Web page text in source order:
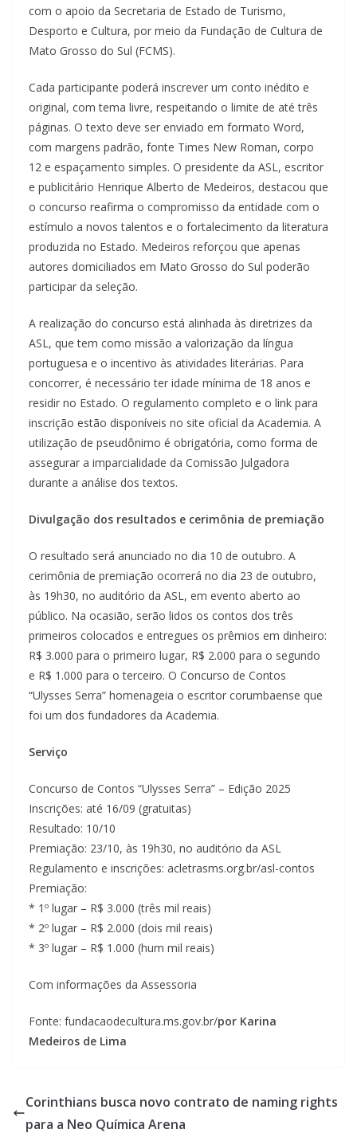
com o apoio da Secretaria de Estado de Turismo,
Desporto e Cultura, por meio da Fundação de Cultura de
Mato Grosso do Sul (FCMS).
Cada participante poderá inscrever um conto inédito e
original, com tema livre, respeitando o limite de até três
páginas. O texto deve ser enviado em formato Word,
com margens padrão, fonte Times New Roman, corpo
12 e espaçamento simples. O presidente da ASL, escritor
e publicitário Henrique Alberto de Medeiros, destacou que
o concurso reafirma o compromisso da entidade com o
estímulo a novos talentos e o fortalecimento da literatura
produzida no Estado. Medeiros reforçou que apenas
autores domiciliados em Mato Grosso do Sul poderão
participar da seleção.
A realização do concurso está alinhada às diretrizes da
ASL, que tem como missão a valorização da língua
portuguesa e o incentivo às atividades literárias. Para
concorrer, é necessário ter idade mínima de 18 anos e
residir no Estado. O regulamento completo e o link para
inscrição estão disponíveis no site oficial da Academia. A
utilização de pseudônimo é obrigatória, como forma de
assegurar a imparcialidade da Comissão Julgadora
durante a análise dos textos.
Divulgação dos resultados e cerimônia de premiação
O resultado será anunciado no dia 10 de outubro. A
cerimônia de premiação ocorrerá no dia 23 de outubro,
às 19h30, no auditório da ASL, em evento aberto ao
público. Na ocasião, serão lidos os contos dos três
primeiros colocados e entregues os prêmios em dinheiro:
R$ 3.000 para o primeiro lugar, R$ 2.000 para o segundo
e R$ 1.000 para o terceiro. O Concurso de Contos
“Ulysses Serra” homenageia o escritor corumbaense que
foi um dos fundadores da Academia.
Serviço
Concurso de Contos “Ulysses Serra” – Edição 2025
Inscrições: até 16/09 (gratuitas)
Resultado: 10/10
Premiação: 23/10, às 19h30, no auditório da ASL
Regulamento e inscrições: acletrasms.org.br/asl-contos
Premiação:
* 1º lugar – R$ 3.000 (três mil reais)
* 2º lugar – R$ 2.000 (dois mil reais)
* 3º lugar – R$ 1.000 (hum mil reais)
Com informações da Assessoria
Fonte: fundacaodecultura.ms.gov.br/por Karina
Medeiros de Lima
Corinthians busca novo contrato de naming rights
para a Neo Química Arena